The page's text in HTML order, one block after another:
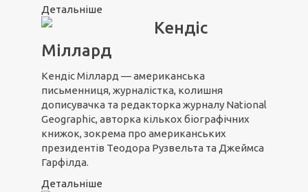
Детальніше
Кендіс
Міллард
Кендіс Міллард — американська
письменниця, журналістка, колишня
дописувачка та редакторка журналу National
Geographic, авторка кількох біографічних
книжок, зокрема про американських
президентів Теодора Рузвельта та Джеймса
Гарфілда.
Детальніше